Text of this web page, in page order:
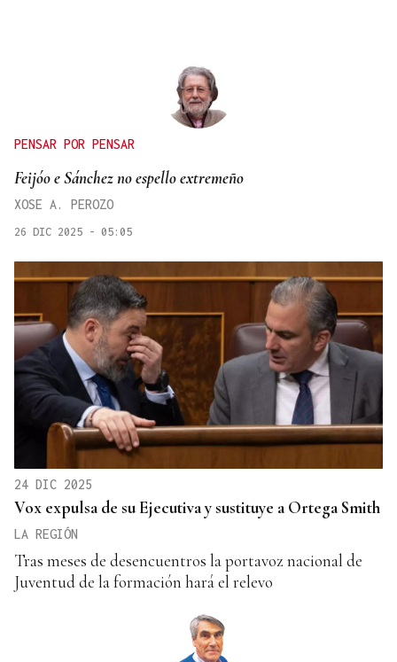
PENSAR POR PENSAR
Feijóo e Sánchez no espello extremeño
XOSE A. PEROZO
26 DIC 2025 - 05:05
24 DIC 2025
Vox expulsa de su Ejecutiva y sustituye a Ortega Smith
LA REGIÓN
Tras meses de desencuentros la portavoz nacional de
Juventud de la formación hará el relevo